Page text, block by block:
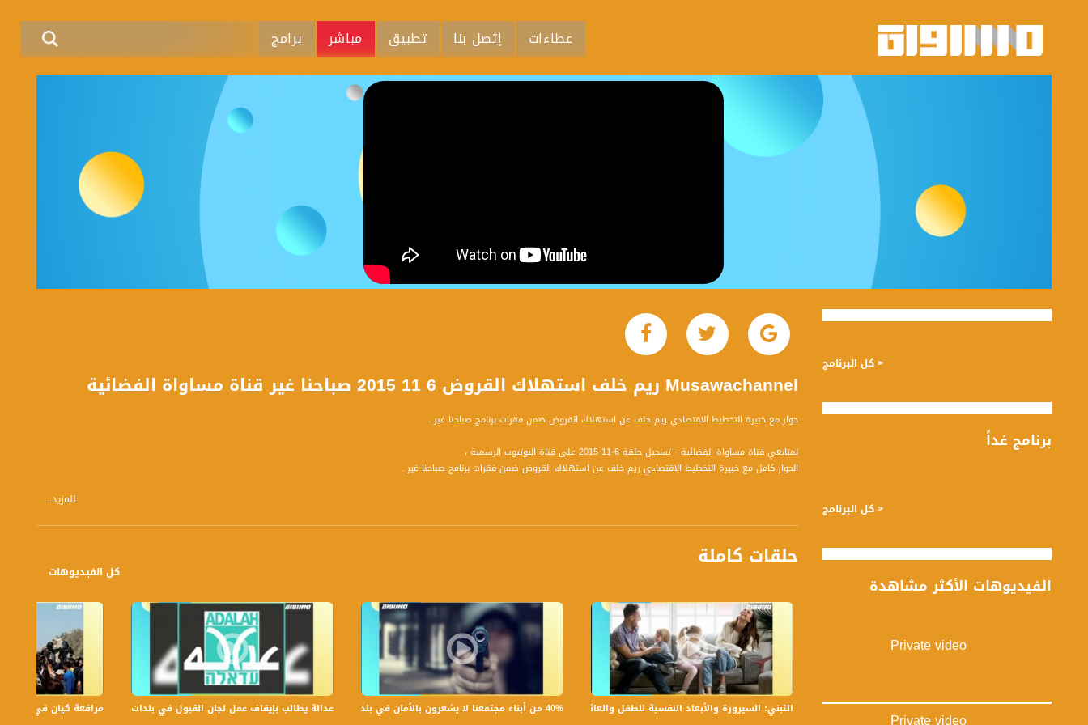
عطاءات إتصل بنا تطبيق مباشر برامج
Musawachannel ريم خلف استهلاك القروض 6 11 2015 صباحنا غير قناة مساواة الفضائية
حوار مع خبيرة التخطيط الاقتصادي ريم خلف عن استهلاك القروض ضمن فقرات برنامج صباحنا غير .
لمتابعي قناة مساواة الفضائية - تسجيل حلقة 6-11-2015 على قناة اليوتيوب الرسمية ،
الحوار كامل مع خبيرة التخطيط الاقتصادي ريم خلف عن استهلاك القروض ضمن فقرات برنامج صباحنا غير .
برنامج صباحنا غير يأتيكم يومياً عدا السبت في تمام الساعة 9:30صباحاً بتوقيت القدس مع الاعلامية عفاف الشيني نتحدث من خلاله في موضوعات كثيرة ومتنوعة وضيوف مختلفين كل يوم .
ضيوف الحلقة هم :
قناة مساواة الفضائية، صوت من لا صوت لهم - لاول مرة منذ ٧٠ عام صوت فلسطينيي الداخل
"مساواة" , خطوة مفصلية في تاريخ شعبنا عموماً وفي الداخل تحديداً. فلأول مرة وبعد مرور 67 عاماً على النكبة - والذي يمكن اعتباره بمثابة امر رمزي - تطلق قناة فضائية وطنية تمكننا من تبادل
الاراء والحوار والكشف عن قضايانا, همومنا واحلامنا فيما بيننا, لا بل وايصال صوتنا للعالم بأسره لا سيما لاهلنا عبر الخط الاخضر, الشتات والمخيمات والعالم العربي بشكل عام. وبهذه المناسبة لا يسعني
الا ان اتمنى ان تكون هذه الخطوة علامة فارقة في تاريخنا وان ننجح في اذابة جدار العزلة وتعزيز اواصر التواصل مع فضائنا الوطني والثقافي الطبيعي. وانشاءالله ان تتكلل خطانا بالنجاح."
للمزيد...
حلقات كاملة كل الفيديوهات
مرافعة كيان في الولايات
عدالة يطالب بإيقاف عمل لجان القبول في بلدات الجليل والنقب،الكاملة،صباحنا 40% من أبناء مجتمعنا لا يشعرون بالأمان في بلداتهم!،الكاملة،صباحنا غير،28.6.2019،قناة مساواة
التبني: السيرورة والأبعاد النفسية للطفل والعائلة،الكاملة،صباحنا غير،30.6.2019،قناة مساواة
< كل البرنامج
برنامج غداً
< كل البرنامج
الفيديوهات الأكثر مشاهدة
Private video